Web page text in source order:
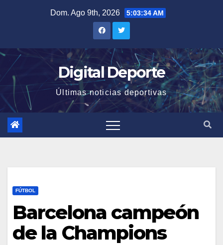
Dom. Ago 9th, 2026 5:03:34 AM
Digital Deporte
Últimas noticias deportivas
FÚTBOL
Barcelona campeón
de la Champions